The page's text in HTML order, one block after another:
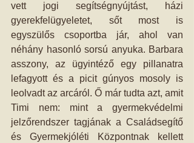
vett jogi segítségnyújtást, házi
gyerekfelügyeletet, sőt most is
egyszülős csoportba jár, ahol van
néhány hasonló sorsú anyuka. Barbara
asszony, az ügyintéző egy pillanatra
lefagyott és a picit gúnyos mosoly is
leolvadt az arcáról. Ő már tudta azt, amit
Timi nem: mint a gyermekvédelmi
jelzőrendszer tagjának a Családsegítő
és Gyermekjóléti Központnak kellett